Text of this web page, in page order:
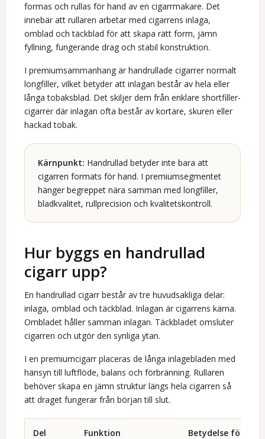
formas och rullas för hand av en cigarrmakare. Det
innebär att rullaren arbetar med cigarrens inlaga,
omblad och täckblad för att skapa rätt form, jämn
fyllning, fungerande drag och stabil konstruktion.
I premiumsammanhang är handrullade cigarrer normalt
longfiller, vilket betyder att inlagan består av hela eller
långa tobaksblad. Det skiljer dem från enklare shortfiller-
cigarrer där inlagan ofta består av kortare, skuren eller
hackad tobak.
Kärnpunkt: Handrullad betyder inte bara att
cigarren formats för hand. I premiumsegmentet
hänger begreppet nära samman med longfiller,
bladkvalitet, rullprecision och kvalitetskontroll.
Hur byggs en handrullad
cigarr upp?
En handrullad cigarr består av tre huvudsakliga delar:
inlaga, omblad och täckblad. Inlagan är cigarrens kärna.
Ombladet håller samman inlagan. Täckbladet omsluter
cigarren och utgör den synliga ytan.
I en premiumcigarr placeras de långa inlagebladen med
hänsyn till luftflöde, balans och förbränning. Rullaren
behöver skapa en jämn struktur längs hela cigarren så
att draget fungerar från början till slut.
Del Funktion Betydelse för